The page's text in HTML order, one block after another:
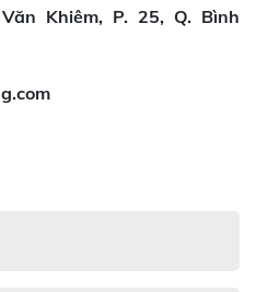
Khiêm, P. 25, Q. Bình